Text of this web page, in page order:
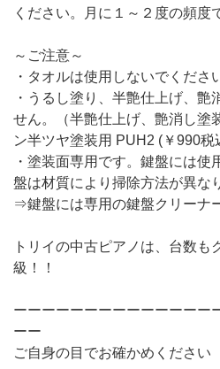
ください。月に１～２度の頻度
～ご注意～
・タオルは使用しないでくださ
・うるし塗り、半艶仕上げ、艶
せん。（半艶仕上げ、艶消し塗
ン半ツヤ塗装用 PUH2 (￥990
・塗装面専用です。鍵盤には使
盤は材質により掃除方法が異な
⇒鍵盤には専用の鍵盤クリーナ
トリイの中古ピアノは、台数も
級！！
ーーーーーーーーーーーーーー
ーー
ご自身の目でお確かめください